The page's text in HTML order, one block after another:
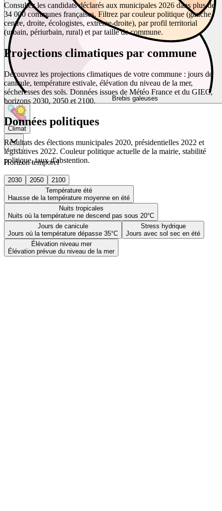
Brebis galeuses
Climat
Horizon temporel
2030 2050
2100
Température été
Hausse de la température moyenne en été
Nuits tropicales
Nuits où la température ne descend pas sous 20°C
Jours de canicule
Jours où la température dépasse 35°C
Stress hydrique
Jours avec sol sec en été
Élévation niveau mer
Élévation prévue du niveau de la mer
Consultez les candidats déclarés aux municipales 2026 dans plus de
34 000 communes françaises. Filtrez par couleur politique (gauche,
centre, droite, écologistes, extrême-droite), par profil territorial
(urbain, périurbain, rural) et par taille de commune.
Projections climatiques par commune
Découvrez les projections climatiques de votre commune : jours de
canicule, température estivale, élévation du niveau de la mer,
sécheresses des sols. Données issues de Météo France et du GIEC,
horizons 2030, 2050 et 2100.
Données politiques
Résultats des élections municipales 2020, présidentielles 2022 et
législatives 2022. Couleur politique actuelle de la mairie, stabilité
politique, taux d'abstention.